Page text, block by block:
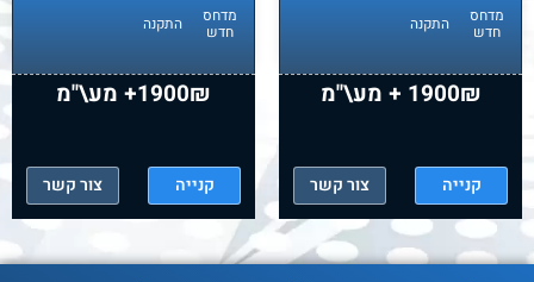
מדחס
חדש התקנה
1900₪ + מע\"מ
קנייה צור קשר
מדחס
חדש התקנה
1900₪+ מע\"מ
קנייה צור קשר